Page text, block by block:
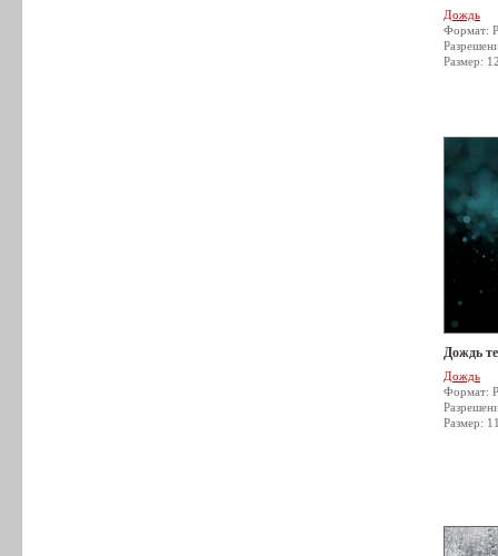
Дождь
Формат:
Размер:
Дождь
Дождь
Формат:
Размер: